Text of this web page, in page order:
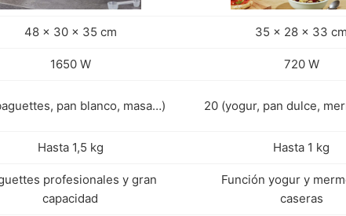
48 x 30 x 35 cm 35 x 28 x 33 cm
1650 W 720 W
pan blanco, masa…) 20 (yogur, pan dulce,
Hasta 1,5 kg Hasta 1 kg
profesionales y gran
capacidad
Función yogur y
caseras